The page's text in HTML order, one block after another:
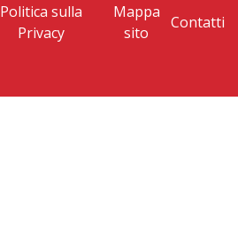
Politica sulla
Privacy
Mappa
sito
Contatti